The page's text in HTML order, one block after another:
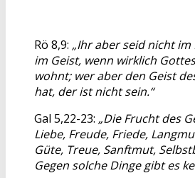
Rö 8,9: „Ihr aber seid nicht im
im Geist, wenn wirklich
wohnt; wer aber den Geist
hat, der ist nicht sein.“
Gal 5,22-23: „Die Frucht des
Liebe, Freude, Friede,
Güte, Treue, Sanftmut,
Gegen solche Dinge gibt es